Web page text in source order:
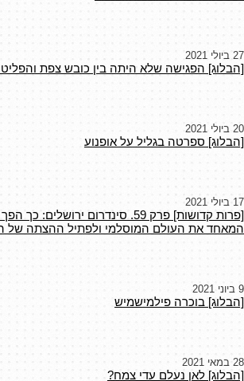
27 ביולי 2021
[הבלוג] הפגישה שלא היתה בין כובש צפת
20 ביולי 2021
[הבלוג] ספרטה בגליל על אופנוע
17 ביולי 2021
[פרות קדושות] פרק 59. סינדרום
המאחד את העולם המוסלמי ולפתיל ההצתה של
9 ביוני 2021
[הבלוג] בוכרה פילמישמיש
28 במאי 2021
[הבלוג] לאן נעלם עדי צמח?